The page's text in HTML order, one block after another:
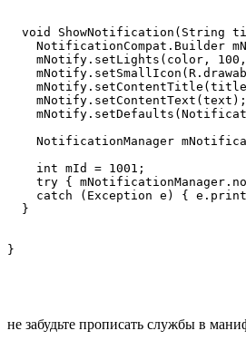
void ShowNotification(String
NotificationCompat.Builder
mNotify.setLights(color,
    mNotify.setContentText(text);
NotificationManager
    int mId = 1001;
try {
catch (Exception e) {
  }
не забудьте прописать службы в